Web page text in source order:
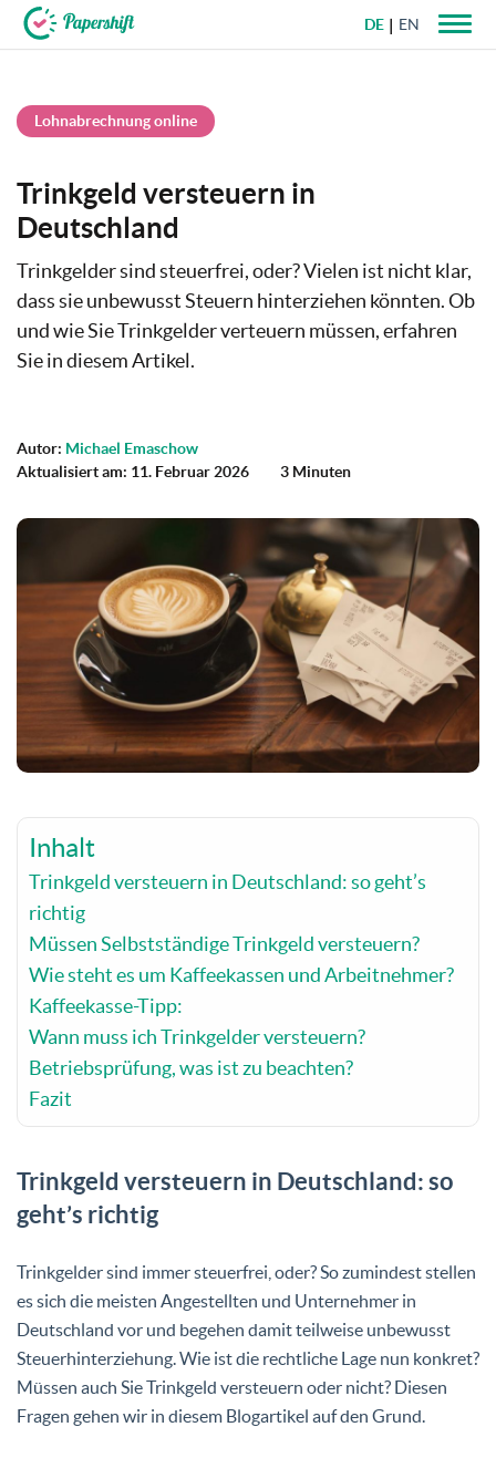
DE EN
Lohnabrechnung online
Trinkgeld versteuern in
Deutschland
Trinkgelder sind steuerfrei, oder? Vielen ist nicht klar,
dass sie unbewusst Steuern hinterziehen könnten. Ob
und wie Sie Trinkgelder verteuern müssen, erfahren
Sie in diesem Artikel.
Autor: Michael Emaschow
Aktualisiert am: 11. Februar 2026
3 Minuten
Inhalt
Trinkgeld versteuern in Deutschland: so geht’s
richtig
Müssen Selbstständige Trinkgeld versteuern?
Wie steht es um Kaffeekassen und Arbeitnehmer?
Kaffeekasse-Tipp:
Wann muss ich Trinkgelder versteuern?
Betriebsprüfung, was ist zu beachten?
Fazit
Trinkgeld versteuern in Deutschland: so
geht’s richtig
Trinkgelder sind immer steuerfrei, oder? So zumindest stellen
es sich die meisten Angestellten und Unternehmer in
Deutschland vor und begehen damit teilweise unbewusst
Steuerhinterziehung. Wie ist die rechtliche Lage nun konkret?
Müssen auch Sie Trinkgeld versteuern oder nicht? Diesen
Fragen gehen wir in diesem Blogartikel auf den Grund.